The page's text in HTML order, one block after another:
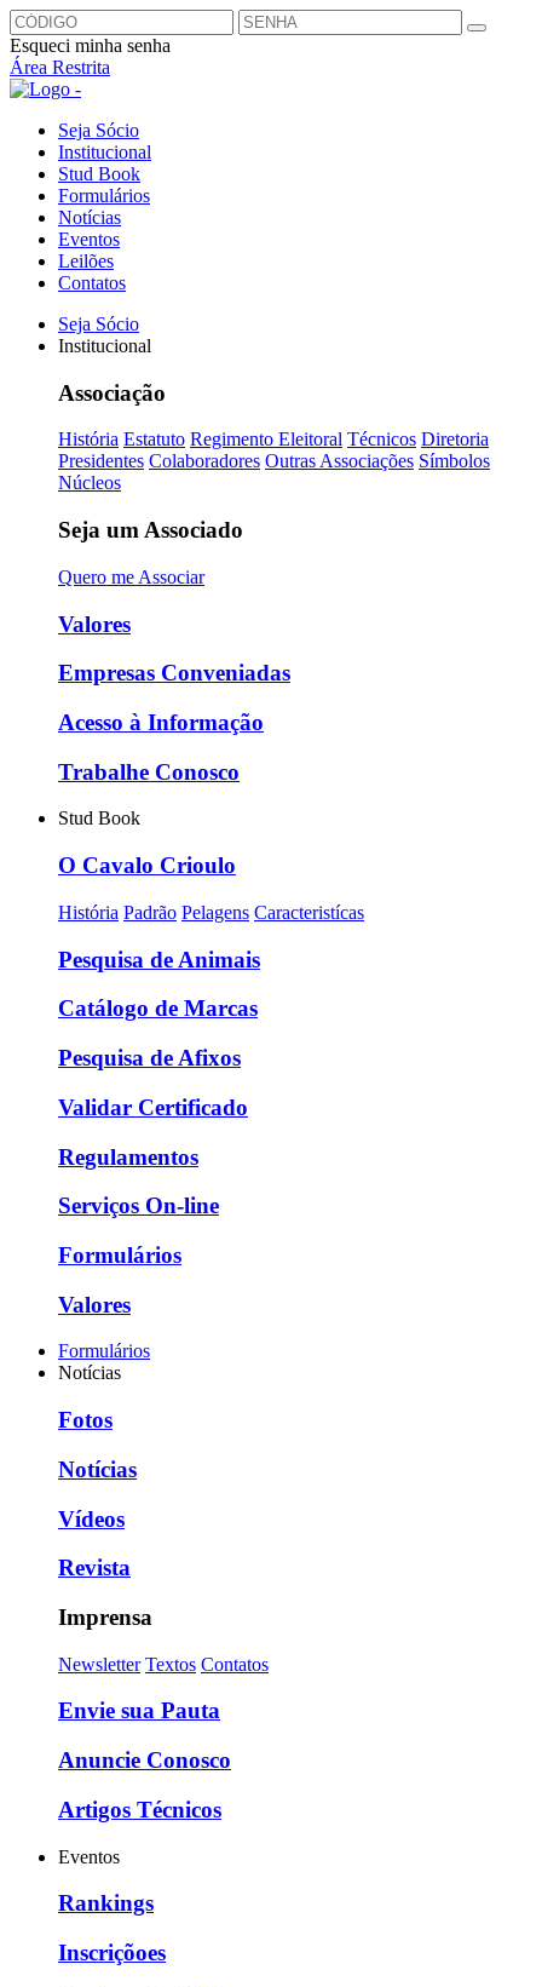
Esqueci minha senha
Área Restrita
Seja Sócio
Institucional
Stud Book
Formulários
Notícias
Eventos
Leilões
Contatos
Seja Sócio
Institucional
Associação
História Estatuto Regimento Eleitoral Técnicos Diretoria
Presidentes Colaboradores Outras Associações Símbolos
Núcleos
Seja um Associado
Quero me Associar
Valores
Empresas Conveniadas
Acesso à Informação
Trabalhe Conosco
Stud Book
O Cavalo Crioulo
História Padrão Pelagens Caracteristícas
Pesquisa de Animais
Catálogo de Marcas
Pesquisa de Afixos
Validar Certificado
Regulamentos
Serviços On-line
Formulários
Valores
Formulários
Notícias
Fotos
Notícias
Vídeos
Revista
Imprensa
Newsletter Textos Contatos
Envie sua Pauta
Anuncie Conosco
Artigos Técnicos
Eventos
Rankings
Inscriçõoes